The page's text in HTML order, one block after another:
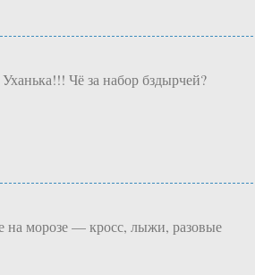
Чё за набор бздырчей?
морозе — кросс, лыжи, разовые